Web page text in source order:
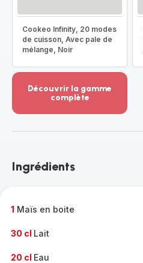
Cookeo Infinity, 20 modes
de cuisson, Avec pale de
mélange, Noir
Découvrir la gamme
complète
-
gamme
Ingrédients
1 Maïs en boite
30 cl Lait
20 cl Eau